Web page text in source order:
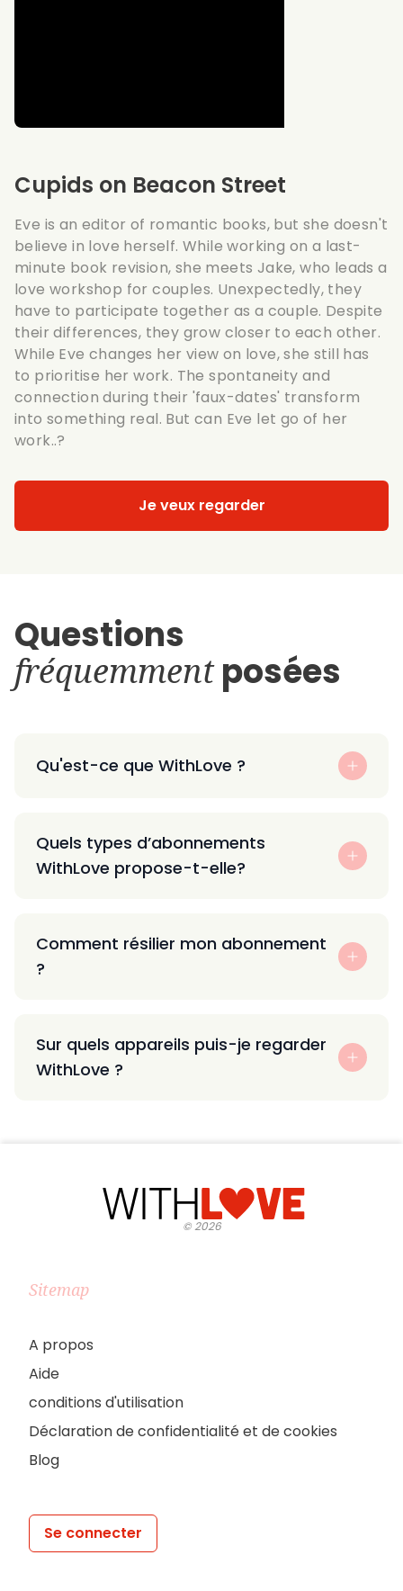
Cupids on Beacon Street
Eve is an editor of romantic books, but she doesn't
believe in love herself. While working on a last-
minute book revision, she meets Jake, who leads a
love workshop for couples. Unexpectedly, they
have to participate together as a couple. Despite
their differences, they grow closer to each other.
While Eve changes her view on love, she still has
to prioritise her work. The spontaneity and
connection during their 'faux-dates' transform
into something real. But can Eve let go of her
work..?
Je veux regarder
Questions
fréquemmentposées
Qu'est-ce que WithLove ?
Quels types d’abonnements
WithLove propose-t-elle?
Comment résilier mon abonnement
?
Sur quels appareils puis-je regarder
WithLove ?
©2026
Sitemap
A propos
Aide
conditions d'utilisation
Déclaration de confidentialité et de cookies
Blog
Se connecter